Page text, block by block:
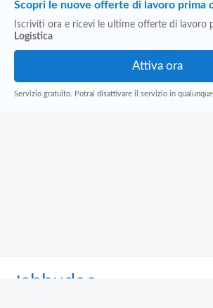
Scopri le nuove offerte di lavoro prima
Iscriviti ora e ricevi le ultime offerte di lavoro
Logistica
Servizio gratuito. Potrai disattivare il servizio in
Jobbydoo